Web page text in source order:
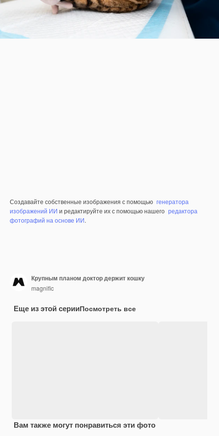
Создавайте собственные изображения с помощью генератора
изображений ИИ и редактируйте их с помощью нашего редактора
фотографий на основе ИИ.
Крупным планом доктор держит кошку
magnific
Еще из этой серииПосмотреть все
Вам также могут понравиться эти фото